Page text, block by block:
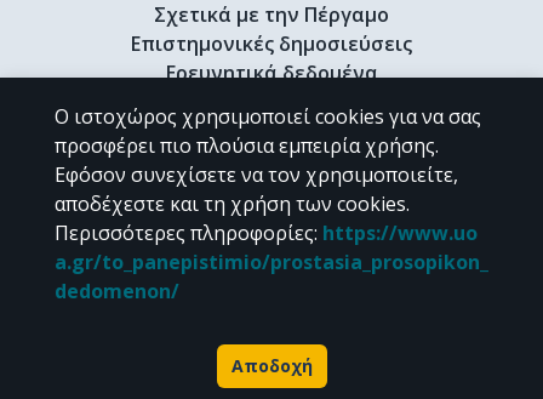
Σχετικά με την Πέργαμο
Επιστημονικές δημοσιεύσεις
Ερευνητικά δεδομένα
Διδακτορικές διατριβές & Γκρίζα βιβλιογραφία
Προφίλ Ερευνητή
CC BY-NC 4.0
Εκτός αν αναφέρεται διαφορετικά, το υλικό της "Περγάμου" διατίθεται
Powered by
Ο ιστοχώρος χρησιμοποιεί cookies για να σας
προσφέρει πιο πλούσια εμπειρία χρήσης.
Εφόσον συνεχίσετε να τον χρησιμοποιείτε,
αποδέχεστε και τη χρήση των cookies.
Περισσότερες πληροφορίες: https://www.uo
a.gr/to_panepistimio/prostasia_prosopikon_
dedomenon/
Αποδοχή